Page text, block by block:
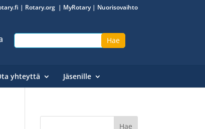
| Rotary.org | MyRotary| Nuorisovaihto
yhteyttä Jäsenille